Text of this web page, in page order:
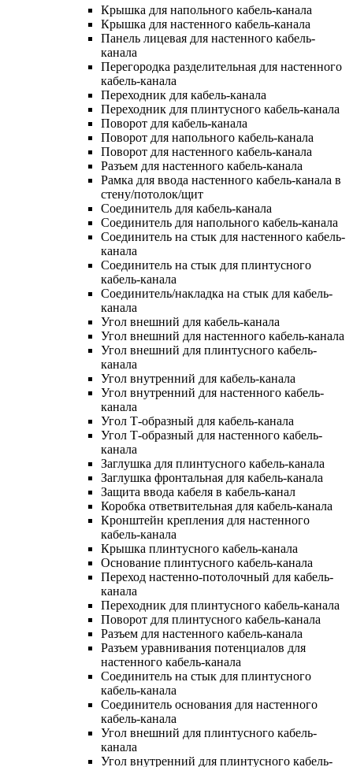
Крышка для напольного кабель-канала
Крышка для настенного кабель-канала
Панель лицевая для настенного кабель-
канала
Перегородка разделительная для настенного
кабель-канала
Переходник для кабель-канала
Переходник для плинтусного кабель-канала
Поворот для кабель-канала
Поворот для напольного кабель-канала
Поворот для настенного кабель-канала
Разъем для настенного кабель-канала
Рамка для ввода настенного кабель-канала в
стену/потолок/щит
Соединитель для кабель-канала
Соединитель для напольного кабель-канала
Соединитель на стык для настенного кабель-
канала
Соединитель на стык для плинтусного
кабель-канала
Соединитель/накладка на стык для кабель-
канала
Угол внешний для кабель-канала
Угол внешний для настенного кабель-канала
Угол внешний для плинтусного кабель-
канала
Угол внутренний для кабель-канала
Угол внутренний для настенного кабель-
канала
Угол Т-образный для кабель-канала
Угол Т-образный для настенного кабель-
канала
Заглушка для плинтусного кабель-канала
Заглушка фронтальная для кабель-канала
Защита ввода кабеля в кабель-канал
Коробка ответвительная для кабель-канала
Кронштейн крепления для настенного
кабель-канала
Крышка плинтусного кабель-канала
Основание плинтусного кабель-канала
Переход настенно-потолочный для кабель-
канала
Переходник для плинтусного кабель-канала
Поворот для плинтусного кабель-канала
Разъем для настенного кабель-канала
Разъем уравнивания потенциалов для
настенного кабель-канала
Соединитель на стык для плинтусного
кабель-канала
Соединитель основания для настенного
кабель-канала
Угол внешний для плинтусного кабель-
канала
Угол внутренний для плинтусного кабель-